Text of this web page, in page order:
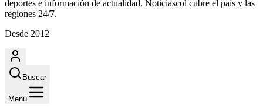
deportes e información de actualidad. Noticiascol cubre el país y las
regiones 24/7.
Desde 2012
Buscar
Menú